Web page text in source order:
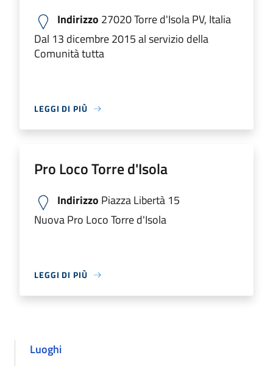
Indirizzo 27020 Torre d'Isola PV, Italia
Dal 13 dicembre 2015 al servizio della
Comunità tutta
LEGGI DI PIÙ
Pro Loco Torre d'Isola
Indirizzo Piazza Libertà 15
Nuova Pro Loco Torre d'Isola
LEGGI DI PIÙ
Luoghi